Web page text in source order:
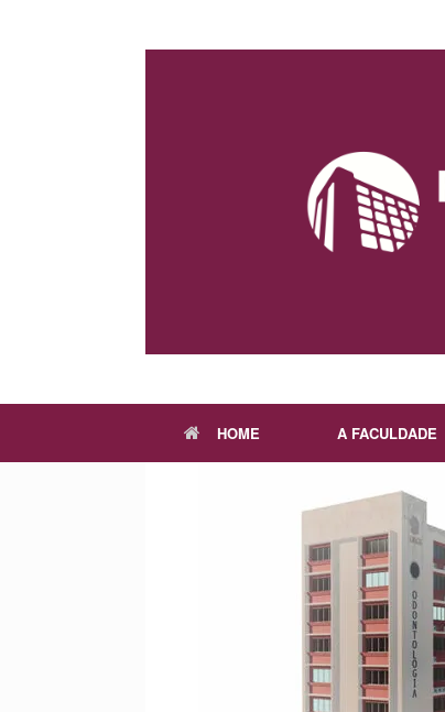
HOME A FACULDADE